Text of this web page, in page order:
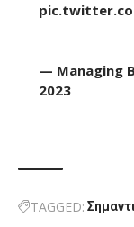
— Managing
2023
TAGGED: